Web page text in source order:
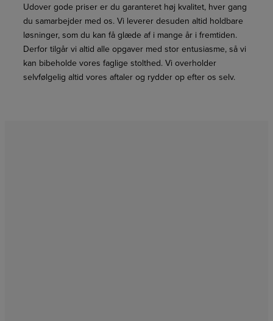
Udover gode priser er du garanteret høj kvalitet, hver gang
du samarbejder med os. Vi leverer desuden altid holdbare
løsninger, som du kan få glæde af i mange år i fremtiden.
Derfor tilgår vi altid alle opgaver med stor entusiasme, så vi
kan bibeholde vores faglige stolthed. Vi overholder
selvfølgelig altid vores aftaler og rydder op efter os selv.